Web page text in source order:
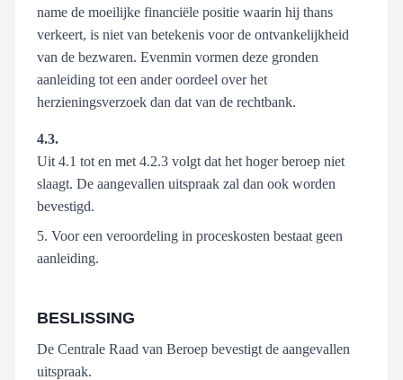
name de moeilijke financiële positie waarin hij thans
verkeert, is niet van betekenis voor de ontvankelijkheid
van de bezwaren. Evenmin vormen deze gronden
aanleiding tot een ander oordeel over het
herzieningsverzoek dan dat van de rechtbank.
4.3.
Uit 4.1 tot en met 4.2.3 volgt dat het hoger beroep niet
slaagt. De aangevallen uitspraak zal dan ook worden
bevestigd.
5. Voor een veroordeling in proceskosten bestaat geen
aanleiding.
BESLISSING
De Centrale Raad van Beroep bevestigt de aangevallen
uitspraak.